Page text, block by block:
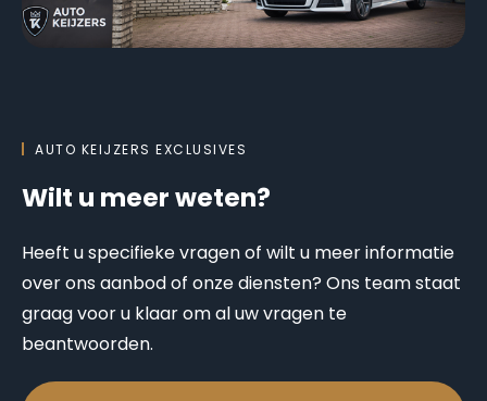
AUTO KEIJZERS EXCLUSIVES
Wilt u meer weten?
Heeft u specifieke vragen of wilt u meer informatie
over ons aanbod of onze diensten? Ons team staat
graag voor u klaar om al uw vragen te
beantwoorden.